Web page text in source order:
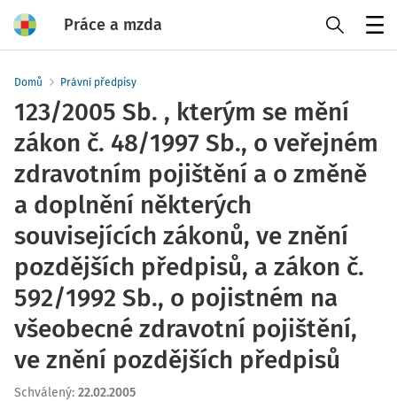
Práce a mzda
Domů Právní předpisy
123/2005 Sb. , kterým se mění
zákon č. 48/1997 Sb., o veřejném
zdravotním pojištění a o změně
a doplnění některých
souvisejících zákonů, ve znění
pozdějších předpisů, a zákon č.
592/1992 Sb., o pojistném na
všeobecné zdravotní pojištění,
ve znění pozdějších předpisů
Schválený: 22.02.2005